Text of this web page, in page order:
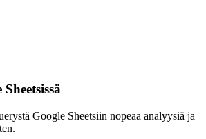
Google Sheetsiin nopeaa analyysiä ja